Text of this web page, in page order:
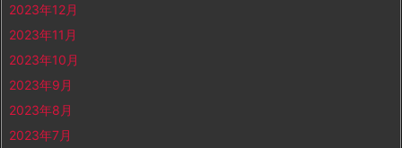
2023年12月
2023年11月
2023年10月
2023年9月
2023年8月
2023年7月